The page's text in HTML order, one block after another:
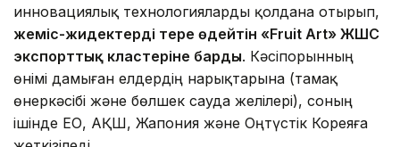
инновациялық технологияларды қолдана отырып,
жеміс-жидектерді терең өңдейтін «Fruit Art» ЖШС
экспорттық кластеріне барды. Кәсіпорынның
өнімі дамыған елдердің нарықтарына (тамақ
өнеркәсібі және бөлшек сауда желілері), соның
ішінде ЕО, АҚШ, Жапония және Оңтүстік Кореяға